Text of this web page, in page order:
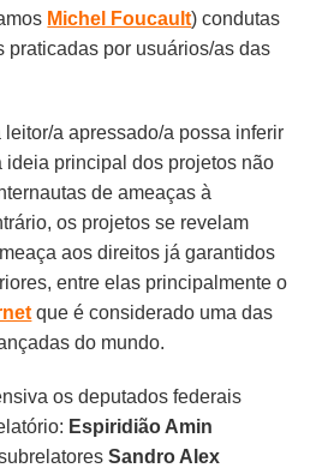
Michel Foucault) condutas
praticadas por usuários/as das
leitor/a apressado/a possa inferir
ideia principal dos projetos não
de ameaças à
os projetos se revelam
aos direitos já garantidos
entre elas principalmente o
que é considerado uma das
do mundo.
os deputados federais
Espiridião Amin
Sandro Alex